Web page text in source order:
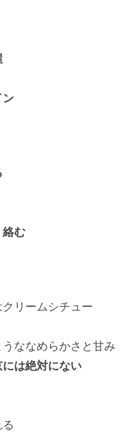
ン
絡む
リームシチュー
ななめらかさと甘み
は絶対にない